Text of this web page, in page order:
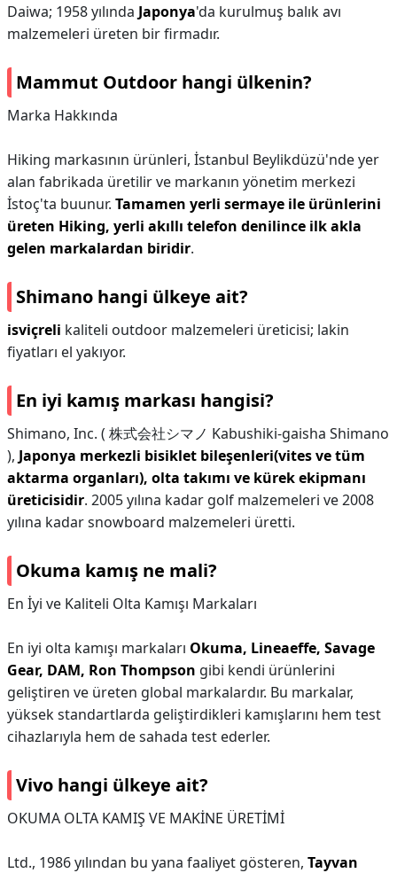
Daiwa; 1958 yılında Japonya'da kurulmuş balık avı
malzemeleri üreten bir firmadır.
Mammut Outdoor hangi ülkenin?
Marka Hakkında
Hiking markasının ürünleri, İstanbul Beylikdüzü'nde yer
alan fabrikada üretilir ve markanın yönetim merkezi
İstoç'ta buunur. Tamamen yerli sermaye ile ürünlerini
üreten Hiking, yerli akıllı telefon denilince ilk akla
gelen markalardan biridir.
Shimano hangi ülkeye ait?
isviçreli kaliteli outdoor malzemeleri üreticisi; lakin
fiyatları el yakıyor.
En iyi kamış markası hangisi?
Shimano, Inc. ( 株式会社シマノ Kabushiki-gaisha Shimano
), Japonya merkezli bisiklet bileşenleri(vites ve tüm
aktarma organları), olta takımı ve kürek ekipmanı
üreticisidir. 2005 yılına kadar golf malzemeleri ve 2008
yılına kadar snowboard malzemeleri üretti.
Okuma kamış ne mali?
En İyi ve Kaliteli Olta Kamışı Markaları
En iyi olta kamışı markaları Okuma, Lineaeffe, Savage
Gear, DAM, Ron Thompson gibi kendi ürünlerini
geliştiren ve üreten global markalardır. Bu markalar,
yüksek standartlarda geliştirdikleri kamışlarını hem test
cihazlarıyla hem de sahada test ederler.
Vivo hangi ülkeye ait?
OKUMA OLTA KAMIŞ VE MAKİNE ÜRETİMİ
Ltd., 1986 yılından bu yana faaliyet gösteren, Tayvan